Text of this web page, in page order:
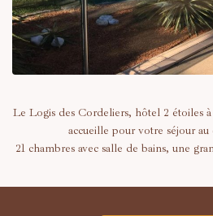
Le Logis des Cordeliers, hôtel 2 étoiles
accueille pour votre séjour
21 chambres avec salle de bains, une